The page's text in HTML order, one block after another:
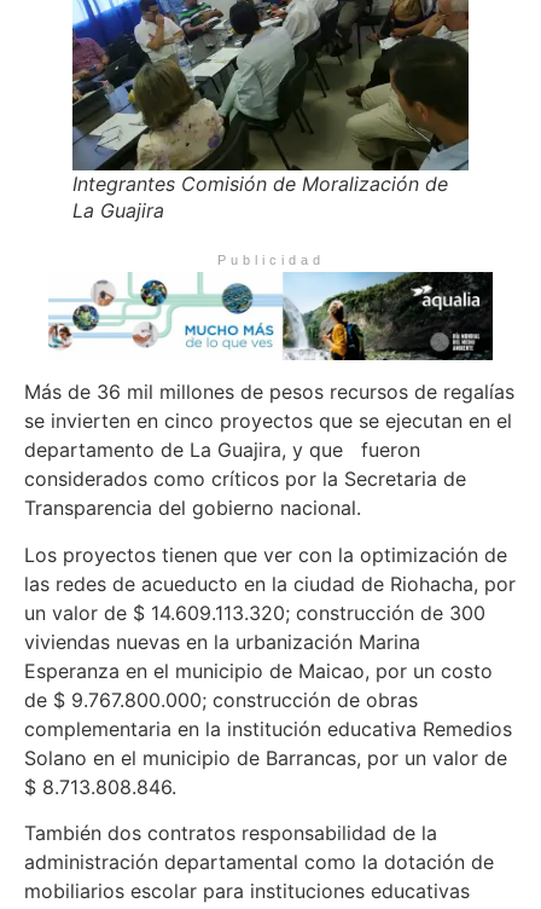
Integrantes Comisión de Moralización de
La Guajira
Publicidad
Más de 36 mil millones de pesos recursos de regalías
se invierten en cinco proyectos que se ejecutan en el
departamento de La Guajira, y que fueron
considerados como críticos por la Secretaria de
Transparencia del gobierno nacional.
Los proyectos tienen que ver con la optimización de
las redes de acueducto en la ciudad de Riohacha, por
un valor de $ 14.609.113.320; construcción de 300
viviendas nuevas en la urbanización Marina
Esperanza en el municipio de Maicao, por un costo
de $ 9.767.800.000; construcción de obras
complementaria en la institución educativa Remedios
Solano en el municipio de Barrancas, por un valor de
$ 8.713.808.846.
También dos contratos responsabilidad de la
administración departamental como la dotación de
mobiliarios escolar para instituciones educativas